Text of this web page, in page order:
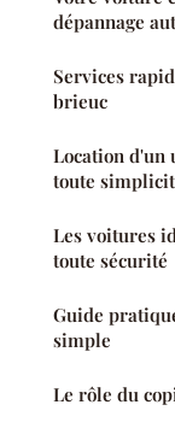
dépannage
Services
brieuc
Location d'un
toute
Les voitures
toute sécurité
Guide
simple
Le rôle du